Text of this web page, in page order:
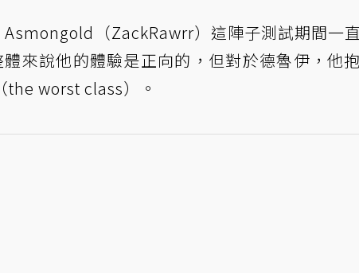
（ZackRawrr）這陣子測試期間一
來說他的體驗是正向的，但對於德魯伊，他
worst class）。